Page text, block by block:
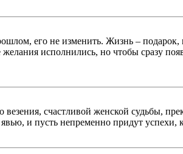
его не изменить. Жизнь – подарок,
исполнились, но чтобы сразу
счастливой женской судьбы,
и пусть непременно придут успехи,